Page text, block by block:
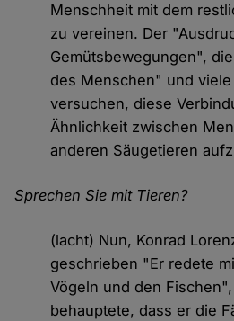
Menschheit mit dem
zu vereinen. Der
Gemütsbewegungen",
des Menschen" und
versuchen, diese
Ähnlichkeit zwischen
anderen Säugetieren
Sprechen Sie mit Tieren?
(lacht) Nun, Konrad
geschrieben "Er redete
Vögeln und den
behauptete, dass er die